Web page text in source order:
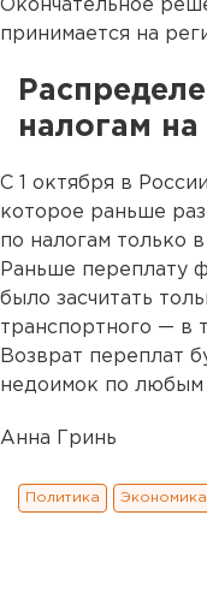
Окончательное
принимается на
налогам
С 1 октября в
которое раньше
по налогам только
Раньше переплату
было засчитать
транспортного — в
Возврат переплат
недоимок по любым
Анна Гринь
Политика Экономика